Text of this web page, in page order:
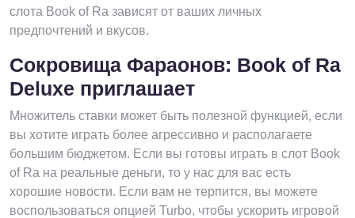
слота Book of Ra зависят от ваших личных
предпочтений и вкусов.
Сокровища Фараонов: Book of Ra
Deluxe приглашает
Множитель ставки может быть полезной функцией, если
вы хотите играть более агрессивно и располагаете
большим бюджетом. Если вы готовы играть в слот Book
of Ra на реальные деньги, то у нас для вас есть
хорошие новости. Если вам не терпится, вы можете
воспользоваться опцией Turbo, чтобы ускорить игровой